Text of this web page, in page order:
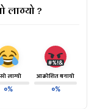
?
लाग्यो
०%
आक्रोशित बनायो
०%